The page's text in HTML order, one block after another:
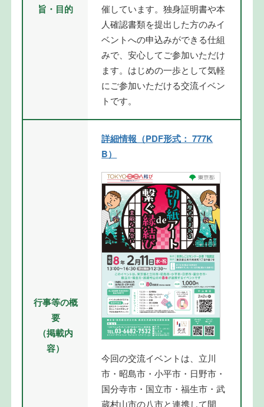
旨・目的
催しています。独身証明書や本
人確認書類を提出した方のみイ
ベントへの申込みができる仕組
みで、安心してご参加いただけ
ます。はじめの一歩として気軽
にご参加いただける交流イベン
トです。
行事等の概
要
（掲載内
容）
詳細情報（PDF形式： 777K
B）
今回の交流イベントは、立川
市・昭島市・小平市・日野市・
国分寺市・国立市・福生市・武
蔵村山市の八市と連携して開